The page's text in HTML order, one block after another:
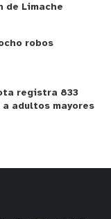
de Limache
robos
registra 833
adultos mayores